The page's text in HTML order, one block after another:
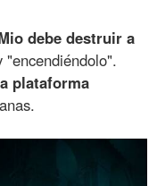
debe destruir a
"encendiéndolo".
plataforma